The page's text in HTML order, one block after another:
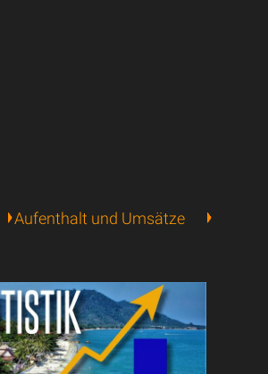
Aufenthalt und Umsätze